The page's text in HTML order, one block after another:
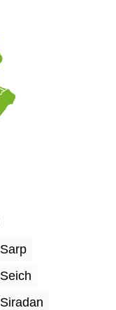
Sarp
Seich
Siradan